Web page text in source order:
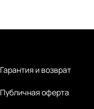
Гарантия и возврат
Публичная оферта